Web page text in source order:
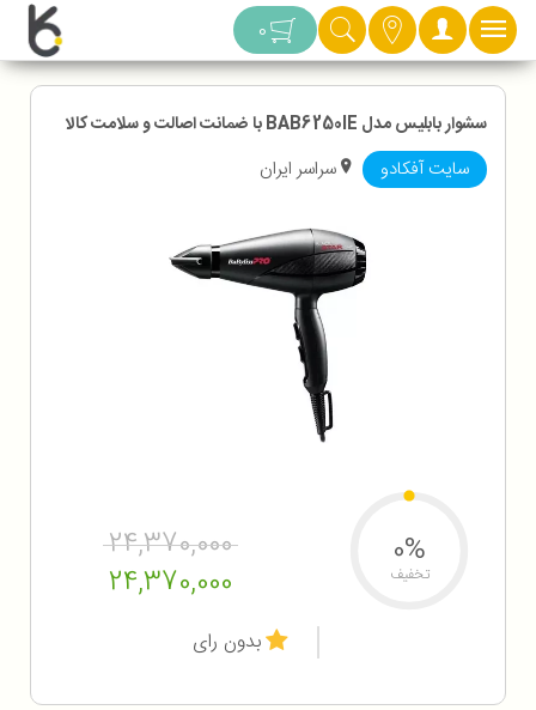
دسته بندی 0
سشوار بابلیس مدل BAB6250IE با ضمانت اصالت و سلامت کالا
سایت آفکادو سراسر ایران
24,370,000
24,370,000
0%
تخفیف
بدون رای